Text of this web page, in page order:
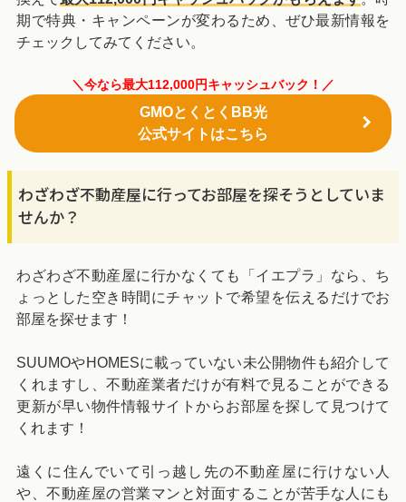
期で特典・キャンペーンが変わるため、ぜひ最新情報を
チェックしてみてください。
＼今なら最大112,000円キャッシュバック！／
GMOとくとくBB光
公式サイトはこちら
わざわざ不動産屋に行ってお部屋を探そうとしていま
せんか？
わざわざ不動産屋に行かなくても「イエプラ」なら、ち
ょっとした空き時間にチャットで希望を伝えるだけでお
部屋を探せます！
SUUMOやHOMESに載っていない未公開物件も紹介して
くれますし、不動産業者だけが有料で見ることができる
更新が早い物件情報サイトからお部屋を探して見つけて
くれます！
遠くに住んでいて引っ越し先の不動産屋に行けない人
や、不動産屋の営業マンと対面することが苦手な人にも